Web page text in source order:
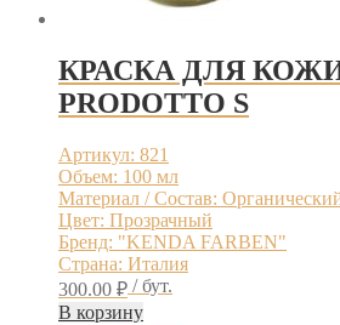
КРАСКА ДЛЯ
PRODOTTO S
Артикул: 821
Объем: 100 мл
Материал / Состав:
Цвет: Прозрачный
Бренд: "KENDA FARBEN"
Страна: Италия
300.00 ₽ / бут.
В корзину